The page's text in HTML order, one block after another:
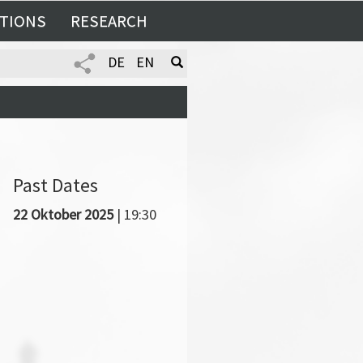
RESEARCH
DE EN
Past Dates
22 Oktober 2025| 19:30